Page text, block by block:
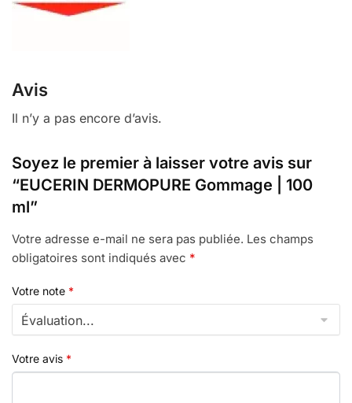
Avis
Il n’y a pas encore d’avis.
Soyez le premier à laisser votre avis sur
“EUCERIN DERMOPURE Gommage | 100
ml”
Votre adresse e-mail ne sera pas publiée. Les champs
obligatoires sont indiqués avec *
Votre note *
Votre avis *